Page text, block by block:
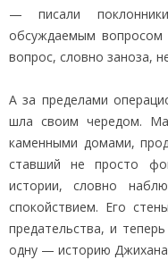
— писали
обсуждаемым
вопрос, словно заноза,
А за пределами
шла своим чередом.
каменными домами,
ставший не просто
истории, словно
спокойствием. Его
предательства, и
одну — историю